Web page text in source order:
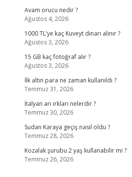
Avam orucu nedir ?
Ağustos 4, 2026
1000 TL’ye kaç Kuveyt dinarı alınır ?
Ağustos 3, 2026
15 GB kaç fotoğraf alır ?
Ağustos 3, 2026
İlk altın para ne zaman kullanıldı ?
Temmuz 31, 2026
İtalyan arı ırkları nelerdir ?
Temmuz 30, 2026
Sudan Karaya geçiş nasıl oldu ?
Temmuz 28, 2026
Kozalak şurubu 2 yaş kullanabilir mi ?
Temmuz 26, 2026